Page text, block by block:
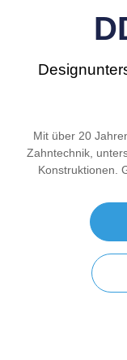
Mit über 20
Zahntechnik,
Konstruktionen.